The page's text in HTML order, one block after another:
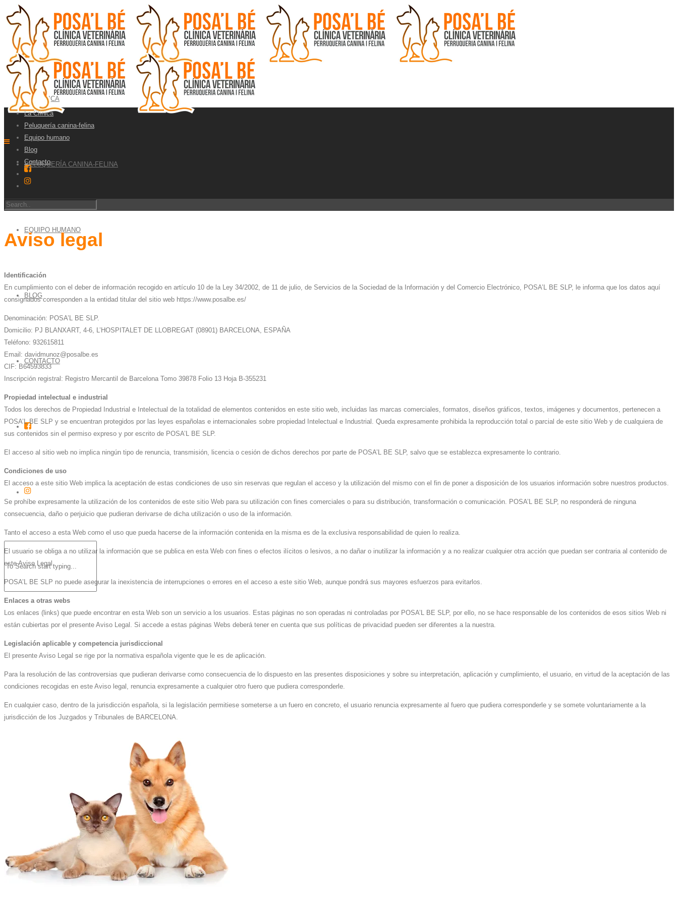
LA CLÍNICA
PELUQUERÍA CANINA-FELINA
EQUIPO HUMANO
BLOG
CONTACTO
La Clínica
Peluquería canina-felina
Equipo humano
Blog
Contacto
Aviso legal
Identificación
En cumplimiento con el deber de información recogido en artículo 10 de la Ley 34/2002, de 11 de julio, de Servicios de la Sociedad de la Información y del Comercio Electrónico, POSA’L BE SLP, le informa que los datos aquí
consignados corresponden a la entidad titular del sitio web https://www.posalbe.es/
Denominación: POSA’L BE SLP.
Domicilio: PJ BLANXART, 4-6, L’HOSPITALET DE LLOBREGAT (08901) BARCELONA, ESPAÑA
Teléfono: 932615811
Email: davidmunoz@posalbe.es
CIF: B64593833
Inscripción registral: Registro Mercantil de Barcelona Tomo 39878 Folio 13 Hoja B-355231
Propiedad intelectual e industrial
Todos los derechos de Propiedad Industrial e Intelectual de la totalidad de elementos contenidos en este sitio web, incluidas las marcas comerciales, formatos, diseños gráficos, textos, imágenes y documentos, pertenecen a
POSA’L BE SLP y se encuentran protegidos por las leyes españolas e internacionales sobre propiedad Intelectual e Industrial. Queda expresamente prohibida la reproducción total o parcial de este sitio Web y de cualquiera de
sus contenidos sin el permiso expreso y por escrito de POSA’L BE SLP.
El acceso al sitio web no implica ningún tipo de renuncia, transmisión, licencia o cesión de dichos derechos por parte de POSA’L BE SLP, salvo que se establezca expresamente lo contrario.
Condiciones de uso
El acceso a este sitio Web implica la aceptación de estas condiciones de uso sin reservas que regulan el acceso y la utilización del mismo con el fin de poner a disposición de los usuarios información sobre nuestros productos.
Se prohíbe expresamente la utilización de los contenidos de este sitio Web para su utilización con fines comerciales o para su distribución, transformación o comunicación. POSA’L BE SLP, no responderá de ninguna
consecuencia, daño o perjuicio que pudieran derivarse de dicha utilización o uso de la información.
Tanto el acceso a esta Web como el uso que pueda hacerse de la información contenida en la misma es de la exclusiva responsabilidad de quien lo realiza.
El usuario se obliga a no utilizar la información que se publica en esta Web con fines o efectos ilícitos o lesivos, a no dañar o inutilizar la información y a no realizar cualquier otra acción que puedan ser contraria al contenido de
este Aviso Legal.
POSA’L BE SLP no puede asegurar la inexistencia de interrupciones o errores en el acceso a este sitio Web, aunque pondrá sus mayores esfuerzos para evitarlos.
Enlaces a otras webs
Los enlaces (links) que puede encontrar en esta Web son un servicio a los usuarios. Estas páginas no son operadas ni controladas por POSA’L BE SLP, por ello, no se hace responsable de los contenidos de esos sitios Web ni
están cubiertas por el presente Aviso Legal. Si accede a estas páginas Webs deberá tener en cuenta que sus políticas de privacidad pueden ser diferentes a la nuestra.
Legislación aplicable y competencia jurisdiccional
El presente Aviso Legal se rige por la normativa española vigente que le es de aplicación.
Para la resolución de las controversias que pudieran derivarse como consecuencia de lo dispuesto en las presentes disposiciones y sobre su interpretación, aplicación y cumplimiento, el usuario, en virtud de la aceptación de las
condiciones recogidas en este Aviso legal, renuncia expresamente a cualquier otro fuero que pudiera corresponderle.
En cualquier caso, dentro de la jurisdicción española, si la legislación permitiese someterse a un fuero en concreto, el usuario renuncia expresamente al fuero que pudiera corresponderle y se somete voluntariamente a la
jurisdicción de los Juzgados y Tribunales de BARCELONA.